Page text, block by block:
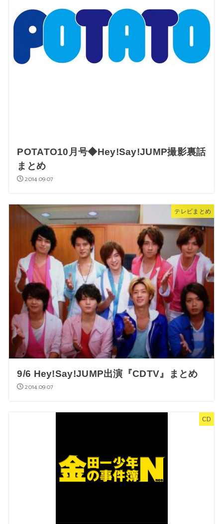
POTATO10月号◆Hey!Say!JUMP撮影裏話
まとめ
2014.09.07
テレビまとめ
9/6 Hey!Say!JUMP出演『CDTV』まとめ
2014.09.07
CD